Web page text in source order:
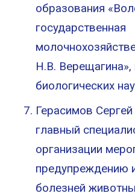
образования
государственная
Н.В. Верещагина»,
биологических
Герасимов
главный
организации
предупреждению
болезней